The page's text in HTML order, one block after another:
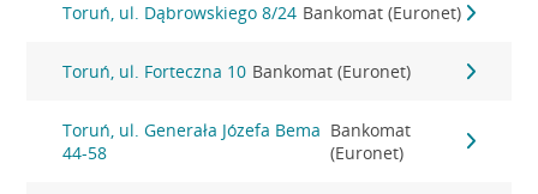
Toruń, ul. Dąbrowskiego 8/24 Bankomat (Euronet)
Toruń, ul. Forteczna 10 Bankomat (Euronet)
Toruń, ul. Generała Józefa Bema
44-58
Bankomat
(Euronet)